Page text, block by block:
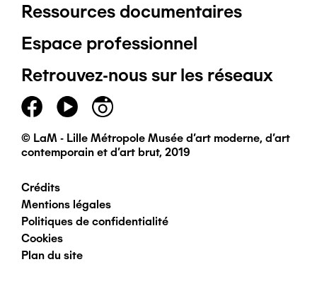
Pied
de
page
principal
Ressources documentaires
Espace professionnel
Retrouvez-nous sur les réseaux
© LaM - Lille Métropole Musée d'art moderne, d'art
contemporain et d'art brut, 2019
Pied
de
page
Crédits
Mentions légales
Politiques de confidentialité
Cookies
Plan du site